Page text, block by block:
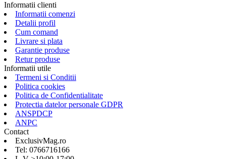
Informatii clienti
Informatii comenzi
Detalii profil
Cum comand
Livrare si plata
Garantie produse
Retur produse
Informatii utile
Termeni si Conditii
Politica cookies
Politica de Confidentialitate
Protectia datelor personale GDPR
ANSPDCP
ANPC
Contact
ExclusivMag.ro
Tel: 0766716166